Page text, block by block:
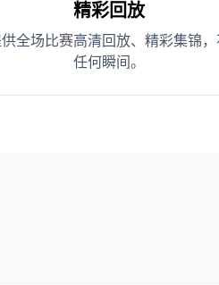
精彩回放
全场比赛高清回放、精彩集锦，
任何瞬间。